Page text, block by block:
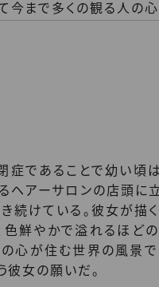
まで多くの観る人の心
症であることで幼い頃
ヘアーサロンの店頭に
続けている。彼女が描
色鮮やかで溢れるほ
の心が住む世界の風景
彼女の願いだ。